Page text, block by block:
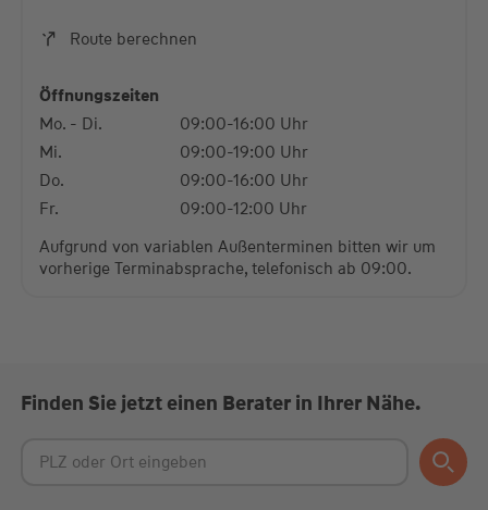
Route berechnen
Öffnungszeiten
Mo. - Di.
09:00-16:00 Uhr
Mi.
09:00-19:00 Uhr
Do.
09:00-16:00 Uhr
Fr.
09:00-12:00 Uhr
Aufgrund von variablen Außenterminen bitten wir um
vorherige Terminabsprache, telefonisch ab 09:00.
Finden Sie jetzt einen Berater in Ihrer Nähe.